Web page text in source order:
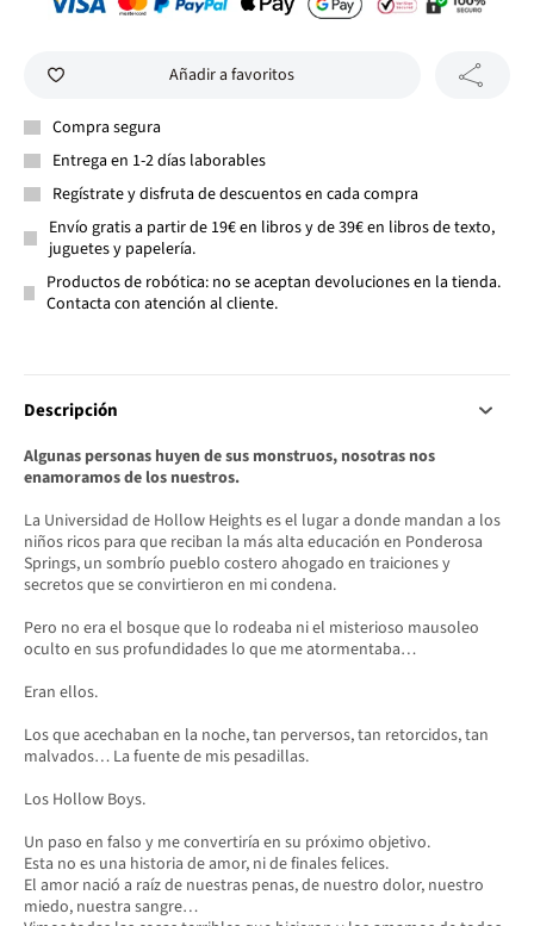
Añadir a favoritos
Compra segura
Entrega en 1-2 días laborables
Regístrate y disfruta de descuentos en cada compra
Envío gratis a partir de 19€ en libros y de 39€ en libros de texto,
juguetes y papelería.
Productos de robótica: no se aceptan devoluciones en la tienda.
Contacta con atención al cliente.
Descripción
Algunas personas huyen de sus monstruos, nosotras nos
enamoramos de los nuestros.
La Universidad de Hollow Heights es el lugar a donde mandan a los
niños ricos para que reciban la más alta educación en Ponderosa
Springs, un sombrío pueblo costero ahogado en traiciones y
secretos que se convirtieron en mi condena.
Pero no era el bosque que lo rodeaba ni el misterioso mausoleo
oculto en sus profundidades lo que me atormentaba…
Eran ellos.
Los que acechaban en la noche, tan perversos, tan retorcidos, tan
malvados… La fuente de mis pesadillas.
Los Hollow Boys.
Un paso en falso y me convertiría en su próximo objetivo.
Esta no es una historia de amor, ni de finales felices.
El amor nació a raíz de nuestras penas, de nuestro dolor, nuestro
miedo, nuestra sangre…